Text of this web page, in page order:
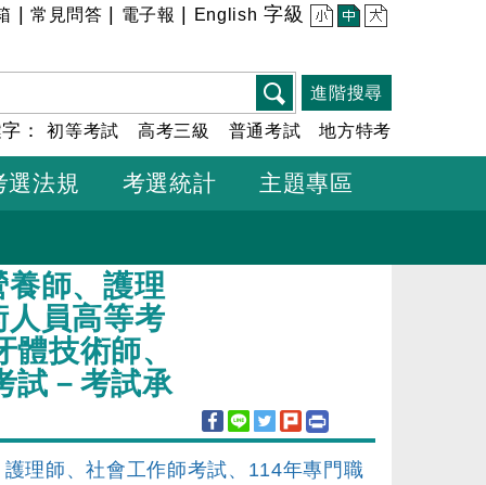
常見問答 電子報 English 字級 小 中 大
進階搜尋
字：初等考試 高考三級 普通考試 地方特考
選法規 考選統計 主題專區
師、護理
員高等考
技術師、
試－考試承
理師、社會工作師考試、114年專門職